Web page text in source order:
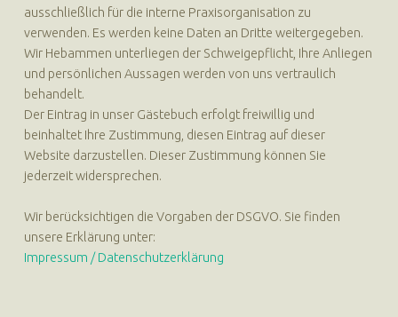
ausschließlich für die interne Praxisorganisation zu
verwenden. Es werden keine Daten an Dritte weitergegeben.
Wir Hebammen unterliegen der Schweigepflicht, Ihre Anliegen
und persönlichen Aussagen werden von uns vertraulich
behandelt.
Der Eintrag in unser Gästebuch erfolgt freiwillig und
beinhaltet Ihre Zustimmung, diesen Eintrag auf dieser
Website darzustellen. Dieser Zustimmung können Sie
jederzeit widersprechen.
Wir berücksichtigen die Vorgaben der DSGVO. Sie finden
unsere Erklärung unter:
Impressum / Datenschutzerklärung